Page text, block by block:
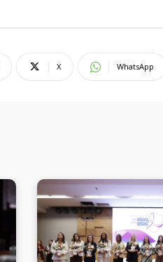
X WhatsApp